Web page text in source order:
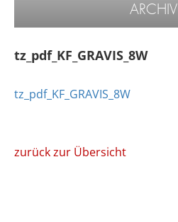
ARCHIV
tz_pdf_KF_GRAVIS_8W
tz_pdf_KF_GRAVIS_8W
zurück zur Übersicht